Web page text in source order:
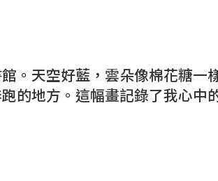
。天空好藍，雲朵像棉花糖一
的地方。這幅畫記錄了我心中